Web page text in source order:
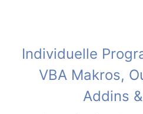
Individuelle
VBA Makros,
Addins